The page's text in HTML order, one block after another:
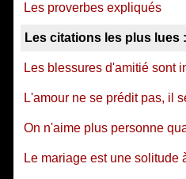
Les proverbes expliqués
Les citations les plus lues :
Les blessures d'amitié sont
L'amour ne se prédit pas, il
On n'aime plus personne
Le mariage est une solitude